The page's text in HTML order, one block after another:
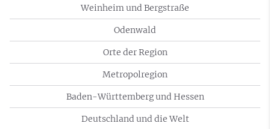
Weinheim und Bergstraße
Odenwald
Orte der Region
Metropolregion
Baden-Württemberg und Hessen
Deutschland und die Welt